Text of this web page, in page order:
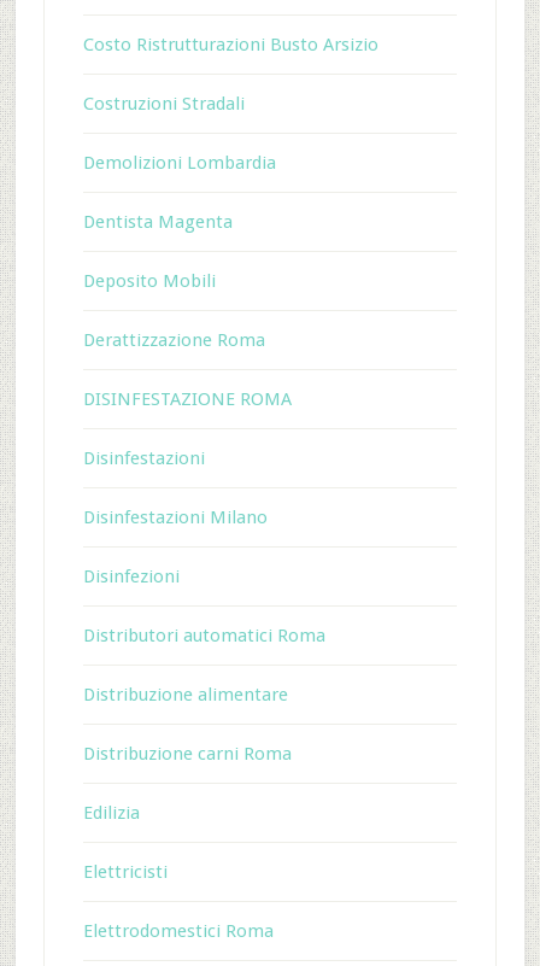
Costo Ristrutturazioni Busto Arsizio
Costruzioni Stradali
Demolizioni Lombardia
Dentista Magenta
Deposito Mobili
Derattizzazione Roma
DISINFESTAZIONE ROMA
Disinfestazioni
Disinfestazioni Milano
Disinfezioni
Distributori automatici Roma
Distribuzione alimentare
Distribuzione carni Roma
Edilizia
Elettricisti
Elettrodomestici Roma